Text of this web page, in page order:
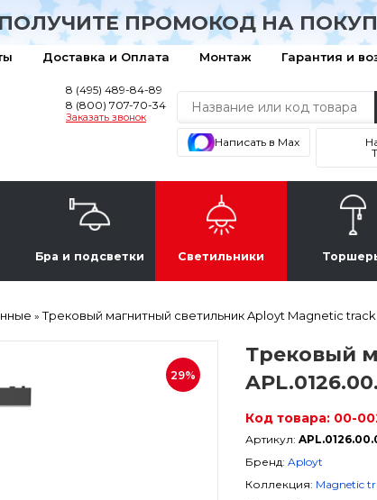
ПРОМОКОД НА
Доставка и Оплата Монтаж Гарантия и
8 (495) 489-84-89
8 (800) 707-70-34
Заказать звонок
Написать в Max
Бра и подсветки Светильники
»Трековый магнитный светильник Aployt Magnetic track
29%
Трековый
Код товара: 00-
Артикул:
Бренд: Aployt
Коллекция: Magnetic